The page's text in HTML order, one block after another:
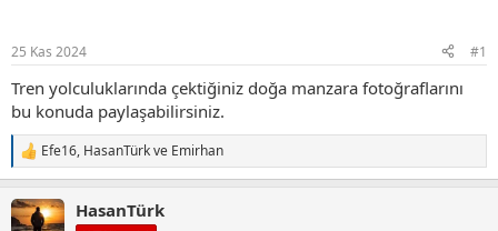
25 Kas 2024 #1
Tren yolculuklarında çektiğiniz doğa manzara fotoğraflarını
bu konuda paylaşabilirsiniz.
T
e
k
Efe16, HasanTürkve Emirhan
HasanTürk